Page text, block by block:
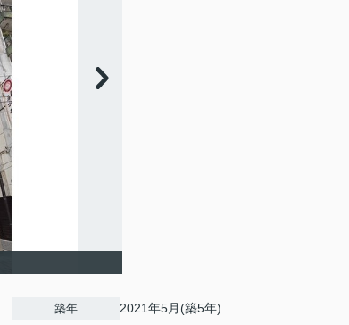
築年 2021年5月(築5年)